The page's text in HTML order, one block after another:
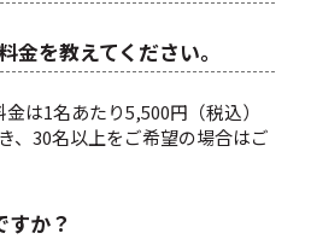
金を教えてください。
は1名あたり5,500円（税込）
、30名以上をご希望の場合はご
か？